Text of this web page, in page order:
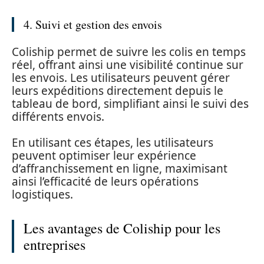
4. Suivi et gestion des envois
Coliship permet de suivre les colis en temps
réel, offrant ainsi une visibilité continue sur
les envois. Les utilisateurs peuvent gérer
leurs expéditions directement depuis le
tableau de bord, simplifiant ainsi le suivi des
différents envois.
En utilisant ces étapes, les utilisateurs
peuvent optimiser leur expérience
d’affranchissement en ligne, maximisant
ainsi l’efficacité de leurs opérations
logistiques.
Les avantages de Coliship pour les
entreprises